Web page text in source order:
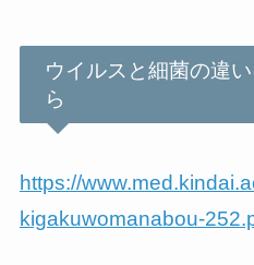
ウイルスと細菌の違
ら
https://
kigakuwomanabou-